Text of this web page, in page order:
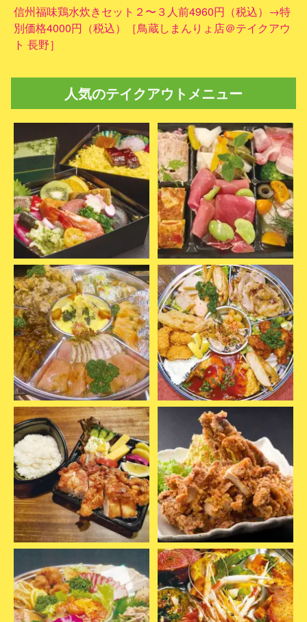
信州福味鶏水炊きセット２〜３人前4960円（税込）→特
別価格4000円（税込）［鳥蔵しまんりょ店＠テイクアウ
ト 長野］
人気のテイクアウトメニュー